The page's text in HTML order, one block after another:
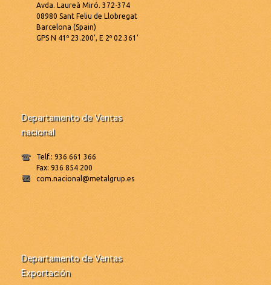
Avda. Laureà Miró. 372-374
08980 Sant Feliu de Llobregat
Barcelona (Spain)
GPS N 41º 23.200’, E 2º 02.361’
Departamento de Ventas
nacional
Telf.: 936 661 366
Fax: 936 854 200
com.nacional@metalgrup.es
Departamento de Ventas
Exportación